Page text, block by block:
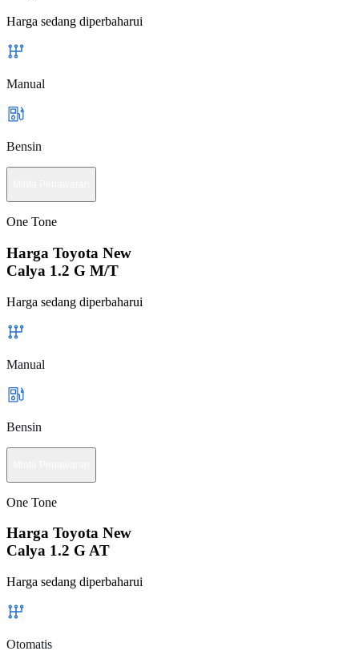
Harga sedang diperbaharui
Manual
Bensin
One Tone
Harga Toyota New
Calya 1.2 G M/T
Harga sedang diperbaharui
Manual
Bensin
One Tone
Harga Toyota New
Calya 1.2 G AT
Harga sedang diperbaharui
Otomatis